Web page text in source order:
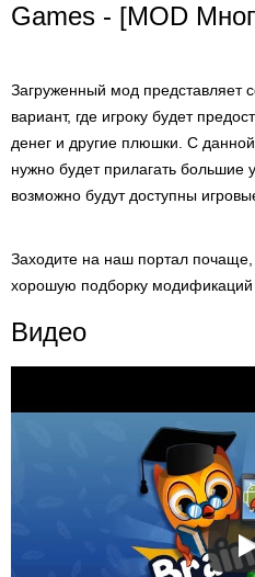
Games - [MOD
Загруженный мод представляет
вариант, где игроку будет
денег и другие плюшки. С
нужно будет прилагать большие
возможно будут доступны
Заходите на наш портал
хорошую подборку модификаций
Видео